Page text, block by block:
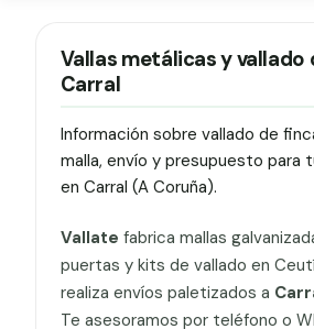
Vallas metálicas y vallado
Carral
Información sobre vallado de
malla, envío y presupuesto para
en Carral (A Coruña).
Vallate fabrica mallas
puertas y kits de vallado en
realiza envíos paletizados a
Te asesoramos por teléfono o